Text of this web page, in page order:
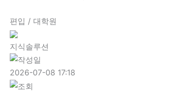
편입 / 대학원
지식솔루션
2026-07-08 17:18